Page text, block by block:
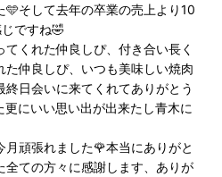
🩵そして去年の卒業の売上より10
ですね🤣
くれた仲良しぴ、付き合い長く
仲良しぴ、いつも美味しい焼肉
日会いに来てくれてありがとう
にいい思い出が出来たし青木に
頑張れました🌹本当にありがと
全ての方々に感謝します、ありが